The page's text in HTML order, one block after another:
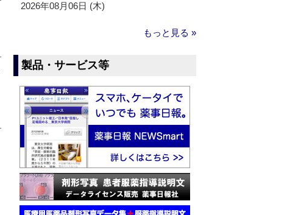
2026年08月06日 (木)
もっと見る »
製品・サービス等